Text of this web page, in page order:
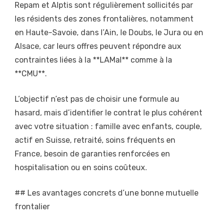
Repam et Alptis sont régulièrement sollicités par
les résidents des zones frontalières, notamment
en Haute-Savoie, dans l’Ain, le Doubs, le Jura ou en
Alsace, car leurs offres peuvent répondre aux
contraintes liées à la **LAMal** comme à la
**CMU**.
L’objectif n’est pas de choisir une formule au
hasard, mais d’identifier le contrat le plus cohérent
avec votre situation : famille avec enfants, couple,
actif en Suisse, retraité, soins fréquents en
France, besoin de garanties renforcées en
hospitalisation ou en soins coûteux.
## Les avantages concrets d’une bonne mutuelle
frontalier